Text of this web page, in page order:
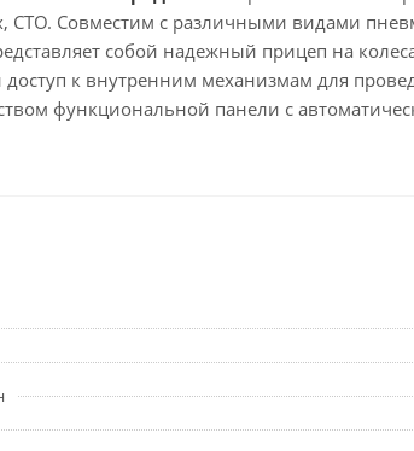
СТО. Совместим с различными видами
собой надежный прицеп на
к внутренним механизмам для
функциональной панели с